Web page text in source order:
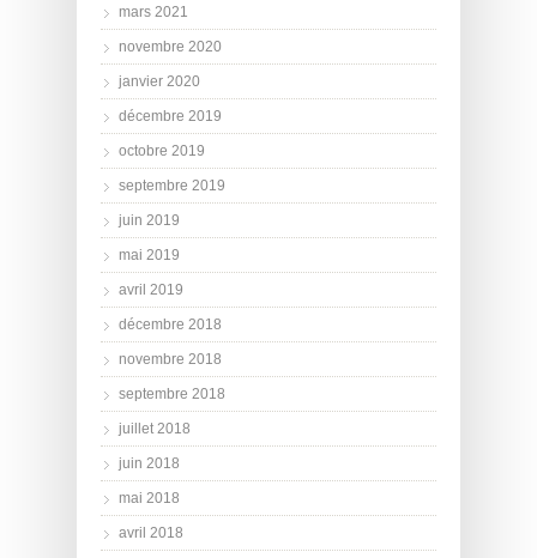
mars 2021
novembre 2020
janvier 2020
décembre 2019
octobre 2019
septembre 2019
juin 2019
mai 2019
avril 2019
décembre 2018
novembre 2018
septembre 2018
juillet 2018
juin 2018
mai 2018
avril 2018